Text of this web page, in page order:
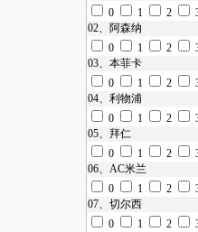
0
1 2
02、 阿森纳
0
1 2
03、 本菲卡
0
1 2
04、 利物浦
0
1 2
05、 拜仁
0
1 2
06、 AC米兰
0
1 2
07、 切尔西
0
1 2